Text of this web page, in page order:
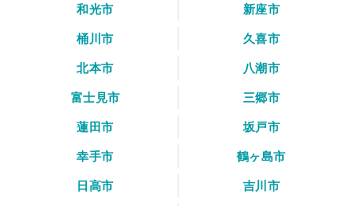
和光市
新座市
桶川市
久喜市
北本市
八潮市
富士見市
三郷市
蓮田市
坂戸市
幸手市
鶴ヶ島市
日高市
吉川市